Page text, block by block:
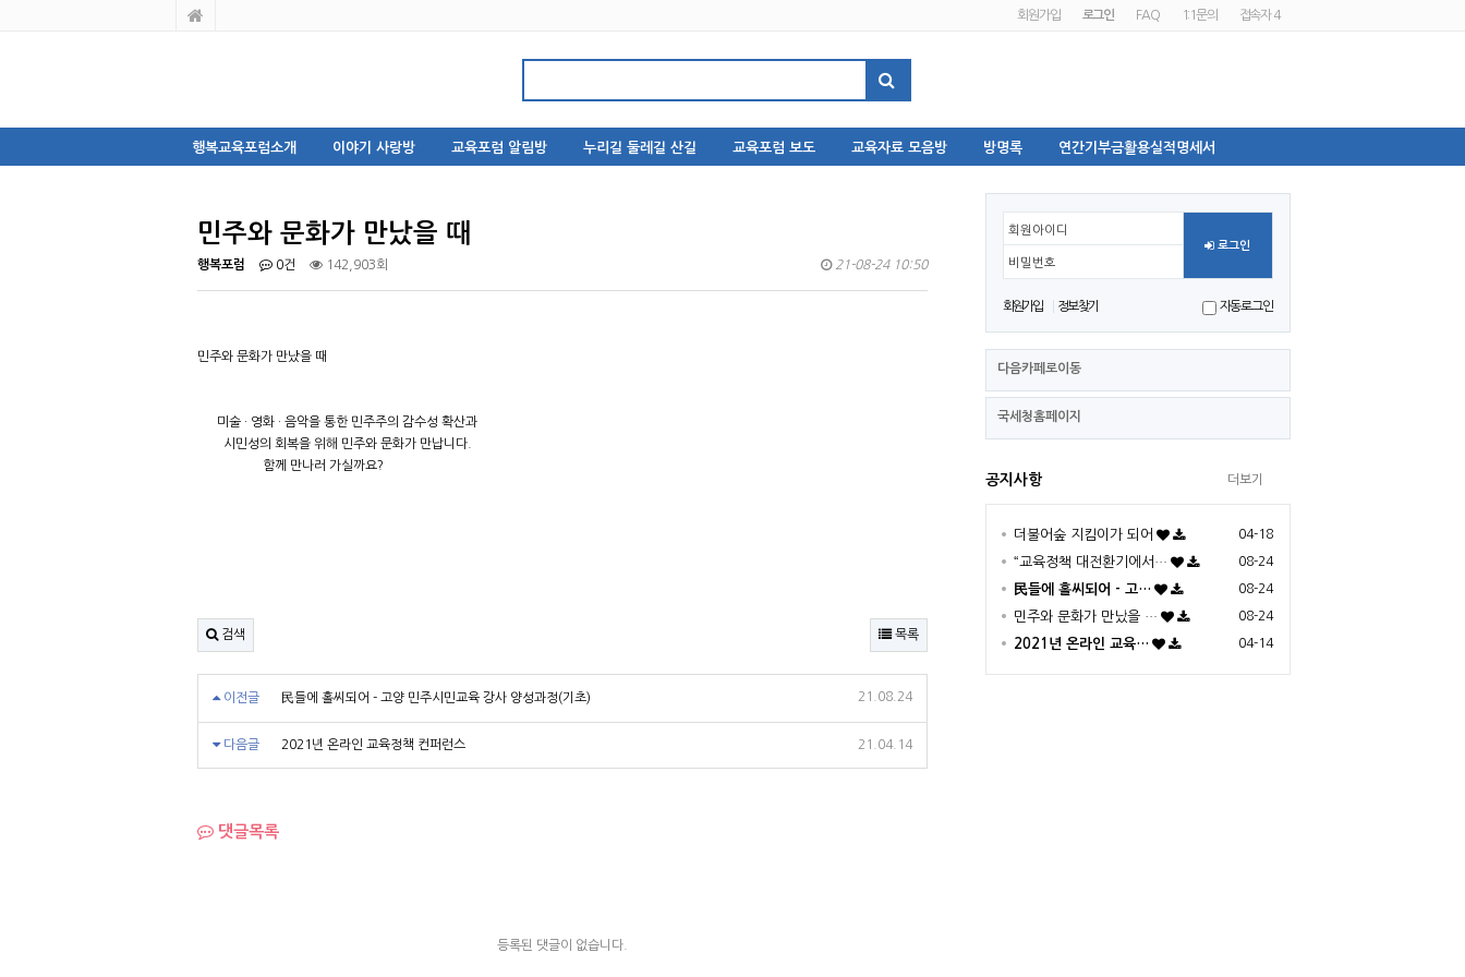
회원가입 로그인 FAQ 1:1문의 접속자 4
행복교육포럼소개 이야기 사랑방 교육포럼 알림방 누리길 둘레길 산길 교육포럼 보도 교육자료 모음방 방명록 연간기부금활용실적명세서
회원아이디
비밀번호
로그인
회원가입 정보찾기 자동로그인
다음카페로이동
국세청홈페이지
공지사항
더불어숲 지킴이가 되어 04-18
“교육정책 대전환기에서… 08-24
民들에 홀씨되어 - 고… 08-24
민주와 문화가 만났을 … 08-24
2021년 온라인 교육… 04-14
더보기
민주와 문화가 만났을 때
행복포럼 0건 142,903회 21-08-24 10:50
민주와 문화가 만났을 때
미술 · 영화 · 음악을 통한 민주주의 감수성 확산과
시민성의 회복을 위해 민주와 문화가 만납니다.
함께 만나러 가실까요?
검색 목록
이전글 民들에 홀씨되어 - 고양 민주시민교육 강사 양성과정(기초) 21.08.24
다음글 2021년 온라인 교육정책 컨퍼런스 21.04.14
댓글목록
등록된 댓글이 없습니다.